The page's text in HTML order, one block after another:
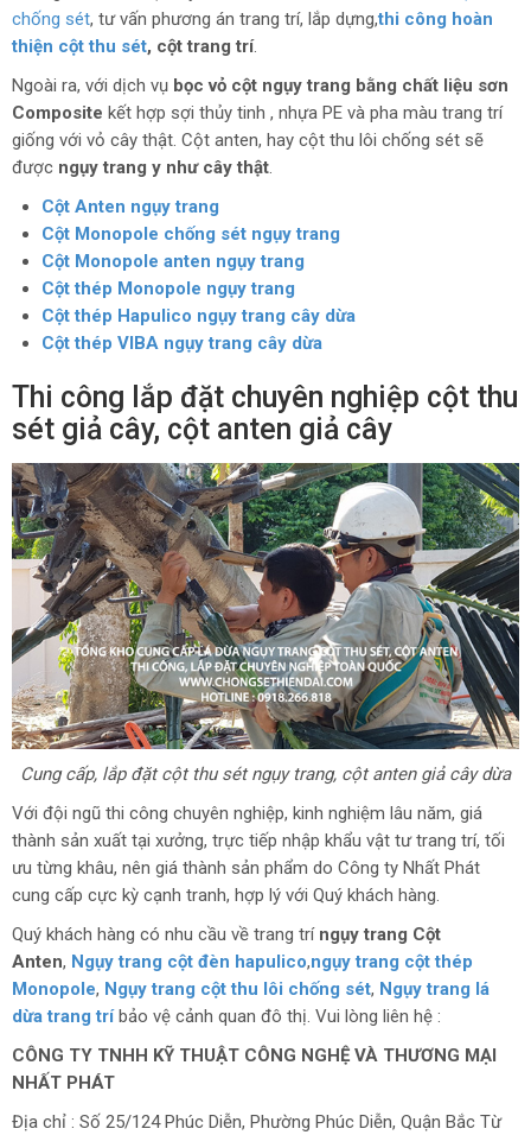
chống sét, tư vấn phương án trang trí, lắp dựng,thi công hoàn
thiện cột thu sét, cột trang trí.
Ngoài ra, với dịch vụ bọc vỏ cột ngụy trang bằng chất liệu sơn
Composite kết hợp sợi thủy tinh , nhựa PE và pha màu trang trí
giống với vỏ cây thật. Cột anten, hay cột thu lôi chống sét sẽ
được ngụy trang y như cây thật.
Cột Anten ngụy trang
Cột Monopole chống sét ngụy trang
Cột Monopole anten ngụy trang
Cột thép Monopole ngụy trang
Cột thép Hapulico ngụy trang cây dừa
Cột thép VIBA ngụy trang cây dừa
Thi công lắp đặt chuyên nghiệp cột thu
sét giả cây, cột anten giả cây
Cung cấp, lắp đặt cột thu sét ngụy trang, cột anten giả cây dừa
Với đội ngũ thi công chuyên nghiệp, kinh nghiệm lâu năm, giá
thành sản xuất tại xưởng, trực tiếp nhập khẩu vật tư trang trí, tối
ưu từng khâu, nên giá thành sản phẩm do Công ty Nhất Phát
cung cấp cực kỳ cạnh tranh, hợp lý với Quý khách hàng.
Quý khách hàng có nhu cầu về trang trí ngụy trang Cột
Anten, Ngụy trang cột đèn hapulico,ngụy trang cột thép
Monopole, Ngụy trang cột thu lôi chống sét, Ngụy trang lá
dừa trang tríbảo vệ cảnh quan đô thị. Vui lòng liên hệ :
CÔNG TY TNHH KỸ THUẬT CÔNG NGHỆ VÀ THƯƠNG MẠI
NHẤT PHÁT
Địa chỉ : Số 25/124 Phúc Diễn, Phường Phúc Diễn, Quận Bắc Từ